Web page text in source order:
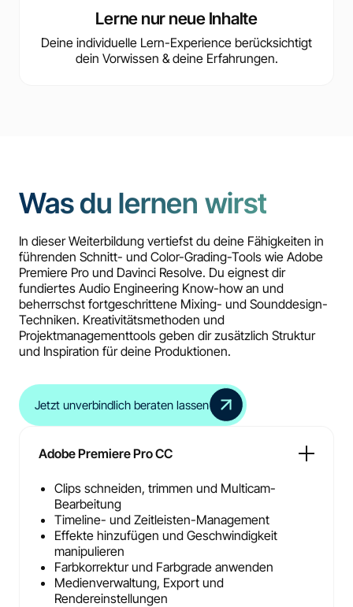
Lerne nur neue Inhalte
Deine individuelle Lern-Experience berücksichtigt
dein Vorwissen & deine Erfahrungen.
Was du lernen wirst
In dieser Weiterbildung vertiefst du deine Fähigkeiten in
führenden Schnitt- und Color-Grading-Tools wie Adobe
Premiere Pro und Davinci Resolve. Du eignest dir
fundiertes Audio Engineering Know-how an und
beherrschst fortgeschrittene Mixing- und Sounddesign-
Techniken. Kreativitätsmethoden und
Projektmanagementtools geben dir zusätzlich Struktur
und Inspiration für deine Produktionen.
Jetzt unverbindlich beraten lassen
Adobe Premiere Pro CC
Clips schneiden, trimmen und Multicam-
Bearbeitung
Timeline- und Zeitleisten-Management
Effekte hinzufügen und Geschwindigkeit
manipulieren
Farbkorrektur und Farbgrade anwenden
Medienverwaltung, Export und
Rendereinstellungen